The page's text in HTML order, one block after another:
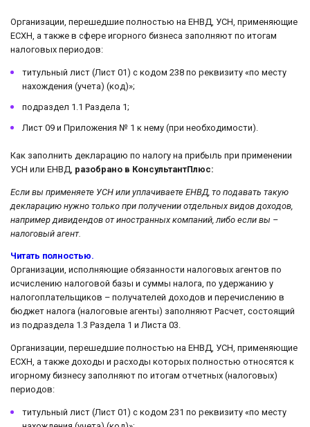
Организации, перешедшие полностью на ЕНВД, УСН, применяющие
ЕСХН, а также в сфере игорного бизнеса заполняют по итогам
налоговых периодов:
титульный лист (Лист 01) с кодом 238 по реквизиту «по месту
нахождения (учета) (код)»;
подраздел 1.1 Раздела 1;
Лист 09 и Приложения № 1 к нему (при необходимости).
Как заполнить декларацию по налогу на прибыль при применении
УСН или ЕНВД, разобрано в КонсультантПлюс:
Если вы применяете УСН или уплачиваете ЕНВД, то подавать такую
декларацию нужно только при получении отдельных видов доходов,
например дивидендов от иностранных компаний, либо если вы –
налоговый агент.
Читать полностью.
Организации, исполняющие обязанности налоговых агентов по
исчислению налоговой базы и суммы налога, по удержанию у
налогоплательщиков – получателей доходов и перечислению в
бюджет налога (налоговые агенты) заполняют Расчет, состоящий
из подраздела 1.3 Раздела 1 и Листа 03.
Организации, перешедшие полностью на ЕНВД, УСН, применяющие
ЕСХН, а также доходы и расходы которых полностью относятся к
игорному бизнесу заполняют по итогам отчетных (налоговых)
периодов:
титульный лист (Лист 01) с кодом 231 по реквизиту «по месту